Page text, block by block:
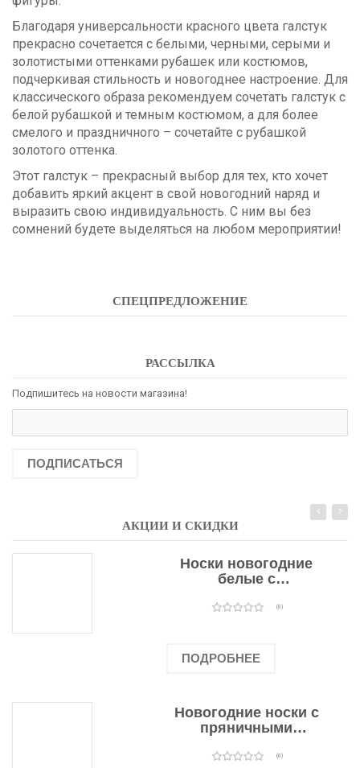
Благодаря универсальности красного цвета галстук
прекрасно сочетается с белыми, черными, серыми и
золотистыми оттенками рубашек или костюмов,
подчеркивая стильность и новогоднее настроение. Для
классического образа рекомендуем сочетать галстук с
белой рубашкой и темным костюмом, а для более
смелого и праздничного – сочетайте с рубашкой
золотого оттенка.
Этот галстук – прекрасный выбор для тех, кто хочет
добавить яркий акцент в свой новогодний наряд и
выразить свою индивидуальность. С ним вы без
сомнений будете выделяться на любом мероприятии!
СПЕЦПРЕДЛОЖЕНИЕ
РАССЫЛКА
Подпишитесь на новости магазина!
ПОДПИСАТЬСЯ
АКЦИИ И СКИДКИ
Носки новогодние
белые с
оленями(0)
ПОДРОБНЕЕ
Новогодние носки с
пряничными
(0)